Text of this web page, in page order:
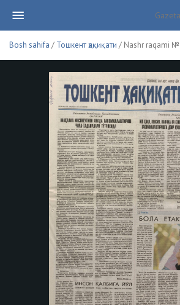
Bosh sahifa / Тошкент ҳақиқати / Nashr raqami